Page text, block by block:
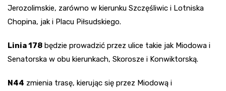
Jerozolimskie, zarówno w kierunku Szczęśliwic i Lotniska
Chopina, jak i Placu Piłsudskiego.
Linia 178 będzie prowadzić przez ulice takie jak Miodowa i
Senatorska w obu kierunkach, Skorosze i Konwiktorską.
N44 zmienia trasę, kierując się przez Miodową i